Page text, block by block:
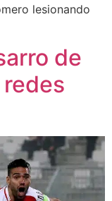
lesionando
de